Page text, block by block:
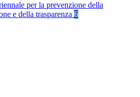
per la prevenzione della
e della trasparenza 6